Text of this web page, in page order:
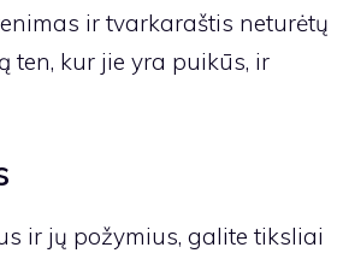
ir tvarkaraštis neturėtų
ten, kur jie yra puikūs, ir
ir jų požymius, galite tiksliai